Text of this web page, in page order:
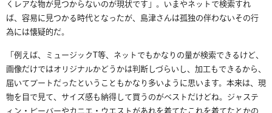
くレアな物が見つからないのが現状です」。いまやネットで検索すれ
ば、容易に見つかる時代となったが、 島津さんは孤独の伴わないその行
為には懐疑的だ。
「例えば、ミュージックT等、ネットでもかなりの量が検索できるけど、
画像だけではオリジナルかどうかは判断しづらいし、加工もできるから、
届いてブートだったということもかなり多いように思います。本来は、現
物を目で見て、サイズ感も納得して買うのがベストだけどね。ジャステ